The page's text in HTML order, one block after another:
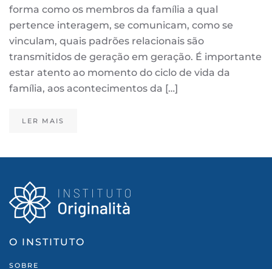
forma como os membros da família a qual
pertence interagem, se comunicam, como se
vinculam, quais padrões relacionais são
transmitidos de geração em geração. É importante
estar atento ao momento do ciclo de vida da
família, aos acontecimentos da […]
LER MAIS
O INSTITUTO
SOBRE